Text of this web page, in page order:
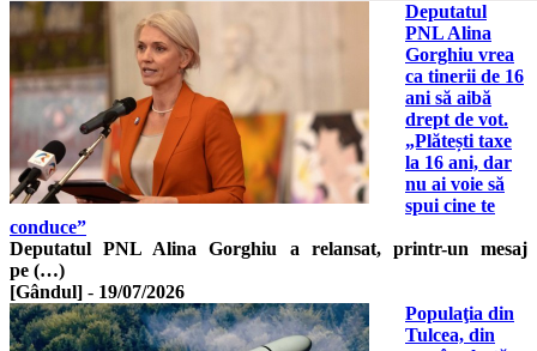
Deputatul
PNL Alina
Gorghiu vrea
ca tinerii de 16
ani să aibă
drept de vot.
„Plătești taxe
la 16 ani, dar
nu ai voie să
spui cine te
conduce”
Deputatul PNL Alina Gorghiu a relansat, printr-un mesaj
pe (…)
[Gândul] - 19/07/2026
Populaţia din
Tulcea, din